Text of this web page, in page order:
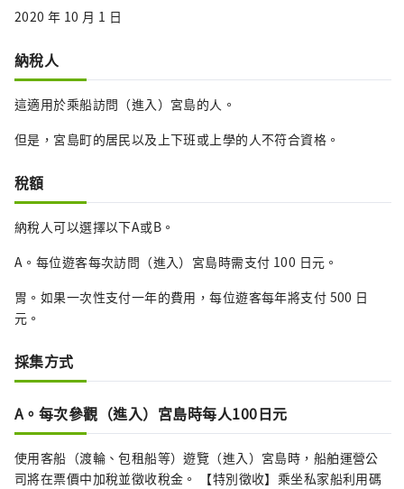
2020 年 10 月 1 日
納稅人
這適用於乘船訪問（進入）宮島的人。
但是，宮島町的居民以及上下班或上學的人不符合資格。
稅額
納稅人可以選擇以下A或B。
A。每位遊客每次訪問（進入）宮島時需支付 100 日元。
胃。如果一次性支付一年的費用，每位遊客每年將支付 500 日
元。
採集方式
A。每次參觀（進入）宮島時每人100日元
使用客船（渡輪、包租船等）遊覽（進入）宮島時，船舶運營公
司將在票價中加稅並徵收稅金。 【特別徵收】乘坐私家船利用碼